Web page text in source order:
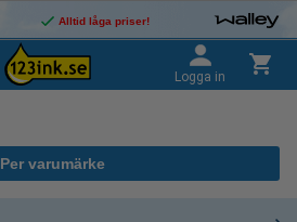
Alltid låga priser!
Logga in
Per varumärke